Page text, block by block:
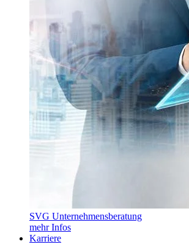
SVG Unternehmensberatung
mehr Infos
Karriere